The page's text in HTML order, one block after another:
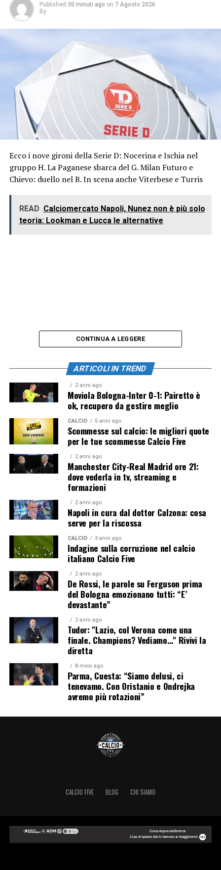
Published 30 minuti ago on 7 Agosto 2026
By
Ecco i nove gironi della Serie D: Nocerina e Ischia nel
gruppo H. La Paganese sbarca del G. Milan Futuro e
Chievo: duello nel B. In scena anche Viterbese e Turris
READ Calciomercato Napoli, Nunez non è più solo
teoria: Lookman e Lucca le alternative
CONTINUA A LEGGERE
ARTICOLI IN TREND
2 anni ago
Moviola Bologna-Inter 0-1: Pairetto è
ok, recupero da gestire meglio
CALCIO 5 anni ago
Scommesse sul calcio: le migliori quote
per le tue scommesse Calcio Five
2 anni ago
Manchester City-Real Madrid ore 21:
dove vederla in tv, streaming e
formazioni
2 anni ago
Napoli in cura dal dottor Calzona: cosa
serve per la riscossa
CALCIO 3 anni ago
Indagine sulla corruzione nel calcio
italiano Calcio Five
2 anni ago
De Rossi, le parole su Ferguson prima
del Bologna emozionano tutti: “E’
devastante”
2 anni ago
Tudor: "Lazio, col Verona come una
finale. Champions? Vediamo…" Rivivi la
diretta
8 mesi ago
Parma, Cuesta: “Siamo delusi, ci
tenevamo. Con Oristanio e Ondrejka
avremo più rotazioni”
CALCIO FIVE BLOG CHI SIAMO